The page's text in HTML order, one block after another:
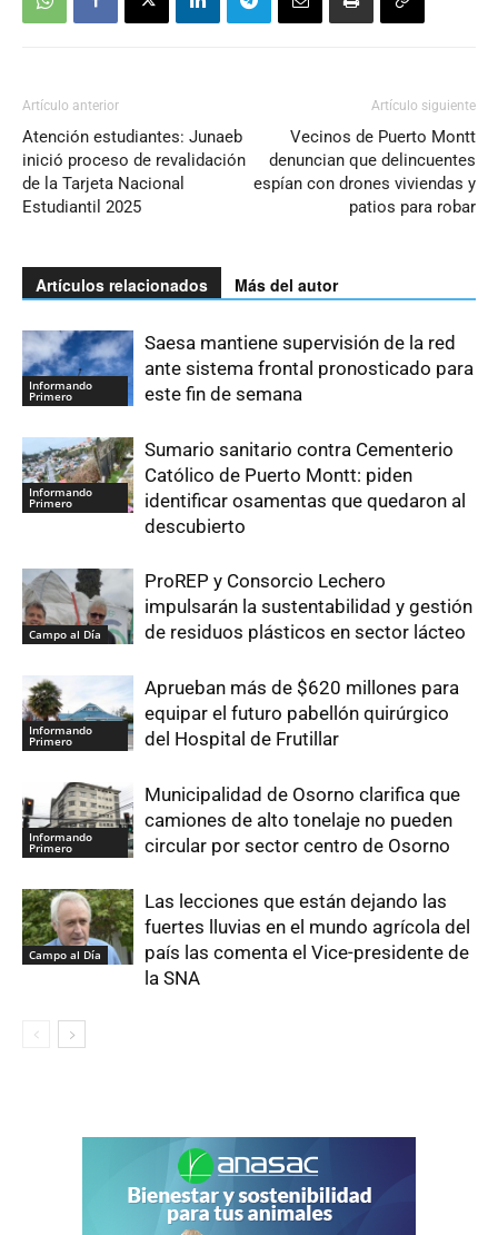
Artículo anterior
Atención estudiantes: Junaeb
inició proceso de revalidación
de la Tarjeta Nacional
Estudiantil 2025
Artículo siguiente
Vecinos de Puerto Montt
denuncian que delincuentes
espían con drones viviendas y
patios para robar
Artículos relacionados Más del autor
Informando
Primero
Saesa mantiene supervisión de la red
ante sistema frontal pronosticado para
este fin de semana
Informando
Primero
Sumario sanitario contra Cementerio
Católico de Puerto Montt: piden
identificar osamentas que quedaron al
descubierto
Campo al Día
ProREP y Consorcio Lechero
impulsarán la sustentabilidad y gestión
de residuos plásticos en sector lácteo
Informando
Primero
Aprueban más de $620 millones para
equipar el futuro pabellón quirúrgico
del Hospital de Frutillar
Informando
Primero
Municipalidad de Osorno clarifica que
camiones de alto tonelaje no pueden
circular por sector centro de Osorno
Campo al Día
Las lecciones que están dejando las
fuertes lluvias en el mundo agrícola del
país las comenta el Vice-presidente de
la SNA